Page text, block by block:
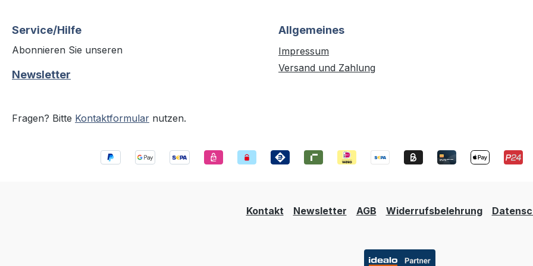
Service/Hilfe
Abonnieren Sie unseren
Newsletter
Fragen? Bitte Kontaktformular nutzen.
Allgemeines
Impressum
Versand und Zahlung
Kontakt Newsletter AGB Widerrufsbelehrung